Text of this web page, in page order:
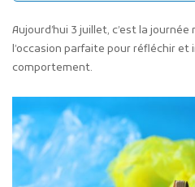
Plans d'accès
Aujourd’hui 3 juillet, c’est la
l’occasion parfaite pour réfléchir
comportement.